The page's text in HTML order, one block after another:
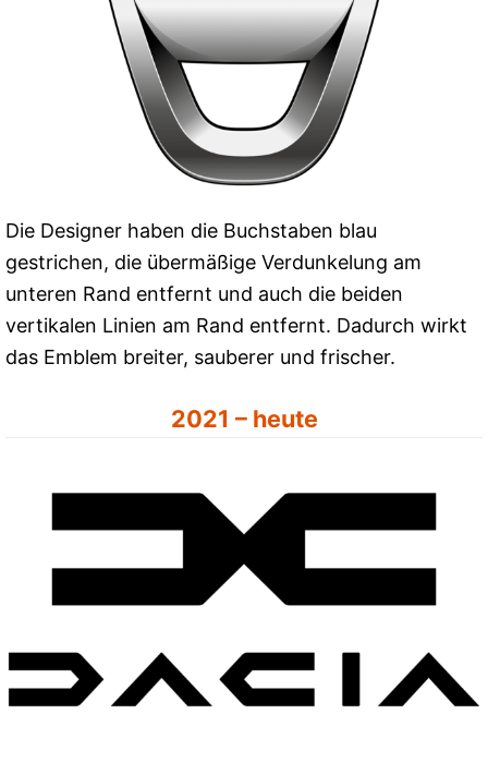
Die Designer haben die Buchstaben blau
gestrichen, die übermäßige Verdunkelung am
unteren Rand entfernt und auch die beiden
vertikalen Linien am Rand entfernt. Dadurch wirkt
das Emblem breiter, sauberer und frischer.
2021 – heute